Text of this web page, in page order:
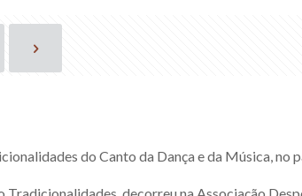
do Canto da Dança e da Música,